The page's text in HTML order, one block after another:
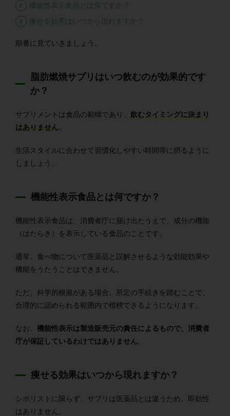
機能性表示食品とは何ですか？
痩せる効果はいつから現れますか？
順番に見ていきましょう。
脂肪燃焼サプリはいつ飲むのが効果的です
か？
サプリメントは食品の範疇であり、 飲むタイミングに決まり
はありません
生活スタイルに合わせて習慣化しやすい時間帯に摂るように
しましょう。
機能性表示食品とは何ですか？
機能性表示食品は、消費者庁に届け出たうえで、成分の機能
（はたらき）を表示している食品のことです。
通常、食べ物について 医薬品と誤解させるような効能効果や
機能をうたうことはできません。
ただ、科学的根拠がある場合、所定の手続きを踏むことで、
合理的に認められる範囲内で標榜できるようになります。
なお、 機能性表示は製造販売元の責任によるもので、消費者
庁が保証しているわけではありません
痩せる効果はいつから現れますか？
シボリストに限らず、サプリは医薬品とは違うため、即効性
はありません。